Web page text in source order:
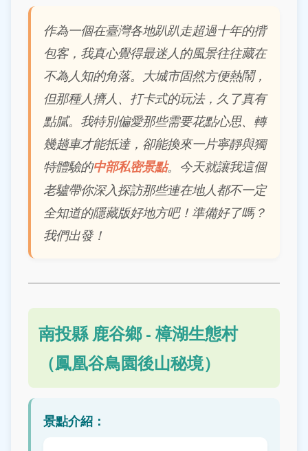
作為一個在臺灣各地趴趴走超過十年的揹
包客，我真心覺得最迷人的風景往往藏在
不為人知的角落。大城市固然方便熱鬧，
但那種人擠人、打卡式的玩法，久了真有
點膩。我特別偏愛那些需要花點心思、轉
幾趟車才能抵達，卻能換來一片寧靜與獨
特體驗的中部私密景點。今天就讓我這個
老驢帶你深入探訪那些連在地人都不一定
全知道的隱藏版好地方吧！準備好了嗎？
我們出發！
南投縣 鹿谷鄉 - 樟湖生態村
（鳳凰谷鳥園後山秘境）
景點介紹：